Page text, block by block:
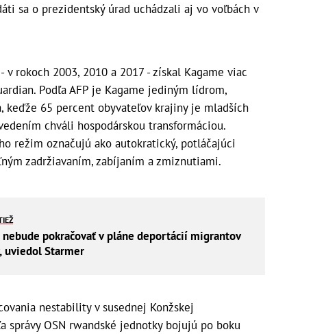
sa o prezidentský úrad uchádzali aj vo voľbách v
rokoch 2003, 2010 a 2017 - získal Kagame viac
Podľa AFP je Kagame jediným lídrom,
keďže 65 percent obyvateľov krajiny je mladších
chváli hospodárskou transformáciou.
režim označujú ako autokratický, potláčajúci
zadržiavaním, zabíjaním a zmiznutiami.
nebude pokračovať v pláne deportácií migrantov
uviedol Starmer
nestability v susednej Konžskej
OSN rwandské jednotky bojujú po boku